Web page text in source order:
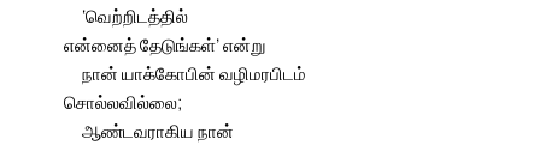
‘வெற்றிடத்தில்
என்னைத் தேடுங்கள்’ என்று
நான் யாக்கோபின் வழிமரபிடம்
சொல்லவில்லை;
ஆண்டவராகிய நான்